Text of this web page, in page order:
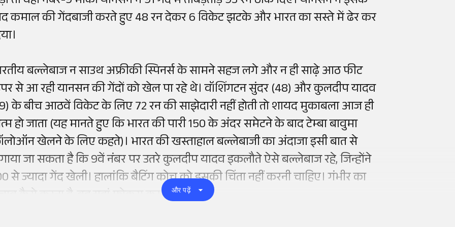
कमाल की गेंदबाजी करते हुए 48 रन देकर 6 विकेट झटके और भारत का सस्ते में ढेर कर
बल्लेबाज न साउथ अफ्रीकी स्पिनर्स के सामने सहज लगे और न ही साढ़े आठ फीट
से आ रही यानसन की गेंदों को खेल पा रहे थे। वॉशिंगटन सुंदर (48) और कुलदीप यादव
के बीच आठवें विकेट के लिए 72 रन की साझेदारी नहीं होती तो शायद मुकाबला आज ही
हो जाता(यह मानते हुए कि भारत की पारी 150 के अंदर समेटने के बाद टेम्बा बावुमा
खेलने के लिए कहते)। भारत की खस्ताहाल बल्लेबाजी का अंदाजा इसी बात से
जा सकता है कि 9वें नंबर पर उतरे कुलदीप यादव इकलौते ऐसे बल्लेबाज रहे, जिन्होंने
से ज्यादा गेंद खेली। हालांकि बैटिंग कोच को इसकी चिंता नहीं करनी चाहिए। गंभीर का
बचाव कैसे करना है, वह यहां फोकस कर सकते हैं!
और पढ़ें